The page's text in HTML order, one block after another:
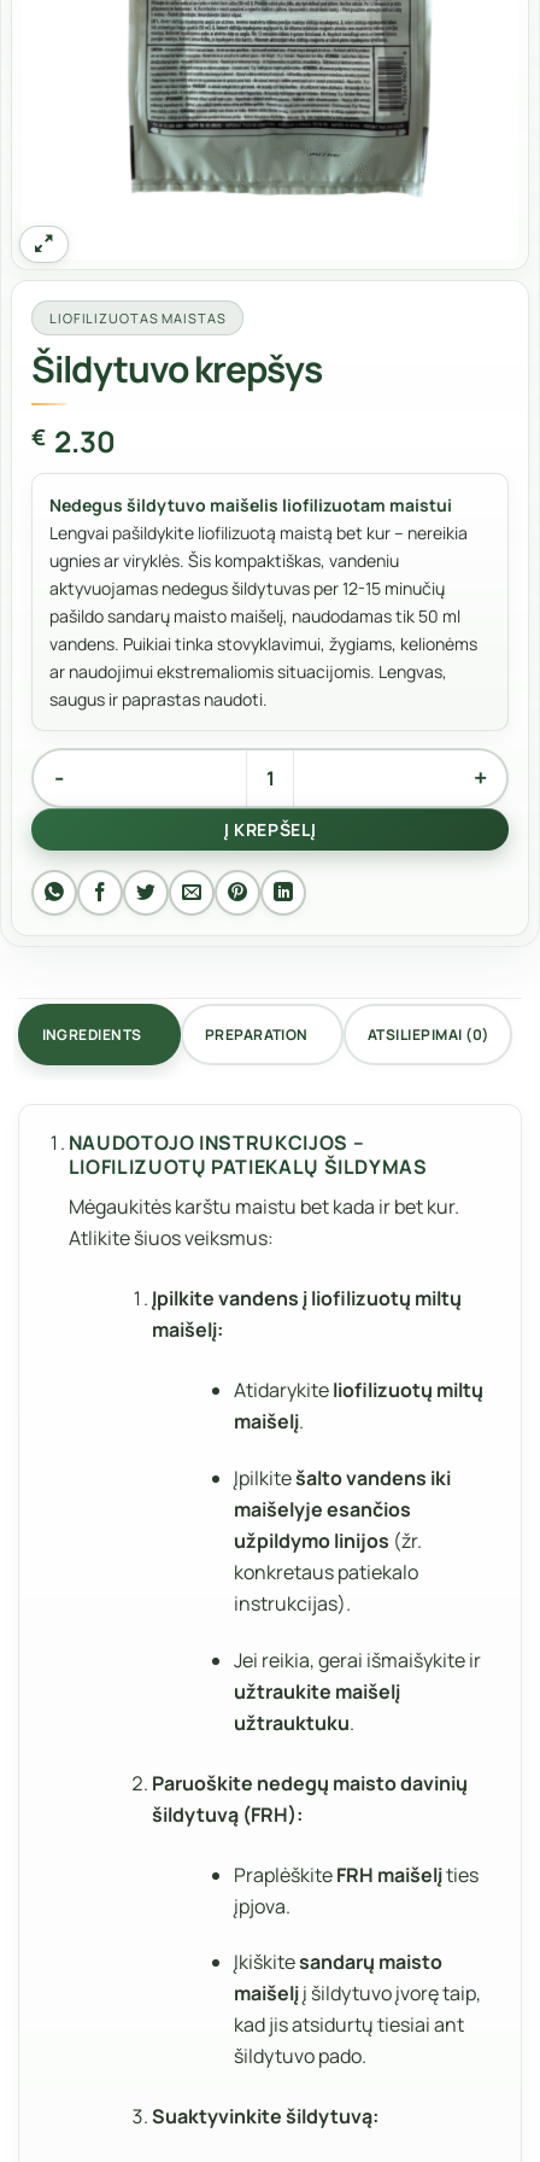
LIOFILIZUOTAS MAISTAS
Šildytuvo krepšys
€ 2.30
Nedegus šildytuvo maišelis liofilizuotam maistui
Lengvai pašildykite liofilizuotą maistą bet kur – nereikia
ugnies ar viryklės. Šis kompaktiškas, vandeniu
aktyvuojamas nedegus šildytuvas per 12-15 minučių
pašildo sandarų maisto maišelį, naudodamas tik 50 ml
vandens. Puikiai tinka stovyklavimui, žygiams, kelionėms
ar naudojimui ekstremaliomis situacijomis. Lengvas,
saugus ir paprastas naudoti.
produkto kiekis: Šildytuvo krepšys
Į KREPŠELĮ
Alternative:
INGREDIENTS PREPARATION ATSILIEPIMAI (0)
NAUDOTOJO INSTRUKCIJOS –
LIOFILIZUOTŲ PATIEKALŲ ŠILDYMAS
Mėgaukitės karštu maistu bet kada ir bet kur.
Atlikite šiuos veiksmus:
Įpilkite vandens į liofilizuotų miltų
maišelį:
Atidarykiteliofilizuotų miltų
maišelį.
Įpilkitešalto vandens iki
maišelyje esančios
užpildymo linijos (žr.
konkretaus patiekalo
instrukcijas).
Jei reikia, gerai išmaišykite ir
užtraukite maišelį
užtrauktuku.
Paruoškite nedegų maisto davinių
šildytuvą (FRH):
PraplėškiteFRH maišelįties
įpjova.
Įkiškitesandarų maisto
maišelįį šildytuvo įvorę taip,
kad jis atsidurtų tiesiai ant
šildytuvo pado.
Suaktyvinkite šildytuvą: